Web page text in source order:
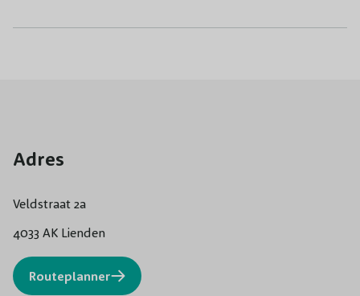
Adres
Veldstraat 2a
4033 AK Lienden
Routeplanner